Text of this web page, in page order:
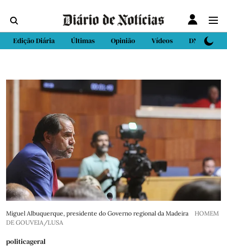
Edição Diária Últimas Opinião Vídeos DN Sport
Miguel Albuquerque, presidente do Governo regional da Madeira
HOMEM
DE GOUVEIA/LUSA
politicageral